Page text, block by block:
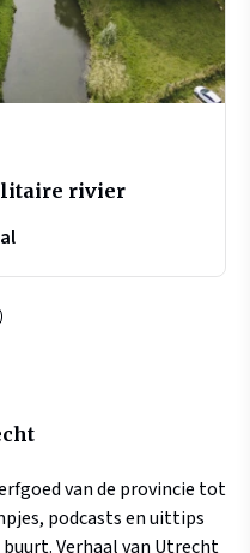
rivier
van de provincie tot
podcasts en uittips
Verhaal van Utrecht